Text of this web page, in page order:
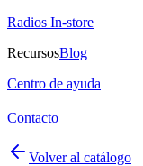
Radios In-store
RecursosBlog
Centro de ayuda
Contacto
Volver al catálogo